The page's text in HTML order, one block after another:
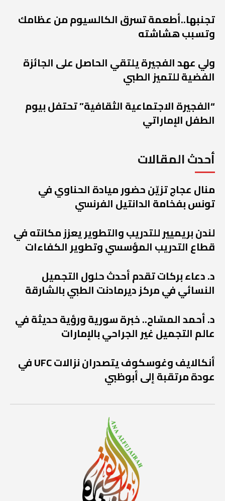
تجنبها..أطعمة تسرق الكالسيوم من عظامك
وتسبب هشاشته
ولي عهد الفجيرة يلتقي الحاصل على الجائزة
الفضية للتميز الطبي
“الفجيرة الاجتماعية الثقافية” تحتفل بيوم
الطفل الإماراتي
أحدث المقالات
منال عجاج تزيّن حضور ميادة الحناوي في
تونس بفخامة الدانتيل الفرنسي
لندن بريميير للتدريب والتطوير يعزز مكانته في
قطاع التدريب المؤسسي وتطوير الكفاءات
د. دعاء بركات تقدم أحدث حلول التجميل
النسائي في مركز ديرمادنت الطبي بالشارقة
د. أحمد المسّاح.. خبرة سورية ورؤية حديثة في
عالم التجميل غير الجراحي بالإمارات
أنكالايف وغوسكوف يتصدران نزالات UFC في
عودة مرتقبة إلى أبوظبي